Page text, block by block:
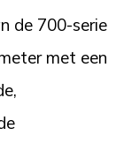
de 700-serie
met een